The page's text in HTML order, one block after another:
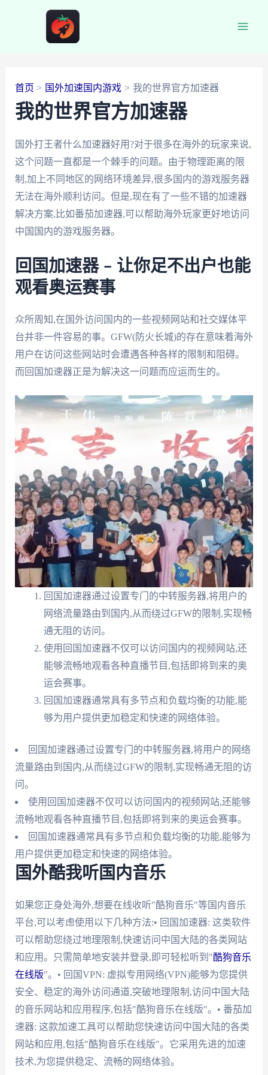
首页 国外加速国内游戏 我的世界官方加速器
我的世界官方加速器
国外打王者什么加速器好用?对于很多在海外的玩家来说,
这个问题一直都是一个棘手的问题。由于物理距离的限
制,加上不同地区的网络环境差异,很多国内的游戏服务器
无法在海外顺利访问。但是,现在有了一些不错的加速器
解决方案,比如番茄加速器,可以帮助海外玩家更好地访问
中国国内的游戏服务器。
回国加速器 – 让你足不出户也能
观看奥运赛事
众所周知,在国外访问国内的一些视频网站和社交媒体平
台并非一件容易的事。GFW(防火长城)的存在意味着海外
用户在访问这些网站时会遭遇各种各样的限制和阻碍。
而回国加速器正是为解决这一问题而应运而生的。
回国加速器通过设置专门的中转服务器,将用户的
网络流量路由到国内,从而绕过GFW的限制,实现畅
通无阻的访问。
使用回国加速器不仅可以访问国内的视频网站,还
能够流畅地观看各种直播节目,包括即将到来的奥
运会赛事。
回国加速器通常具有多节点和负载均衡的功能,能
够为用户提供更加稳定和快速的网络体验。
回国加速器通过设置专门的中转服务器,将用户的网络
流量路由到国内,从而绕过GFW的限制,实现畅通无阻的访
问。
使用回国加速器不仅可以访问国内的视频网站,还能够
流畅地观看各种直播节目,包括即将到来的奥运会赛事。
回国加速器通常具有多节点和负载均衡的功能,能够为
用户提供更加稳定和快速的网络体验。
国外酷我听国内音乐
如果您正身处海外,想要在线收听"酷狗音乐"等国内音乐
平台,可以考虑使用以下几种方法:• 回国加速器: 这类软件
可以帮助您绕过地理限制,快速访问中国大陆的各类网站
和应用。只需简单地安装并登录,即可轻松听到"酷狗音乐
在线版"。• 回国VPN: 虚拟专用网络(VPN)能够为您提供
安全、稳定的海外访问通道,突破地理限制,访问中国大陆
的音乐网站和应用程序,包括"酷狗音乐在线版"。• 番茄加
速器: 这款加速工具可以帮助您快速访问中国大陆的各类
网站和应用,包括"酷狗音乐在线版"。它采用先进的加速
技术,为您提供稳定、流畅的网络体验。